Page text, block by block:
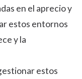
en el aprecio y
estos entornos
y la
estos